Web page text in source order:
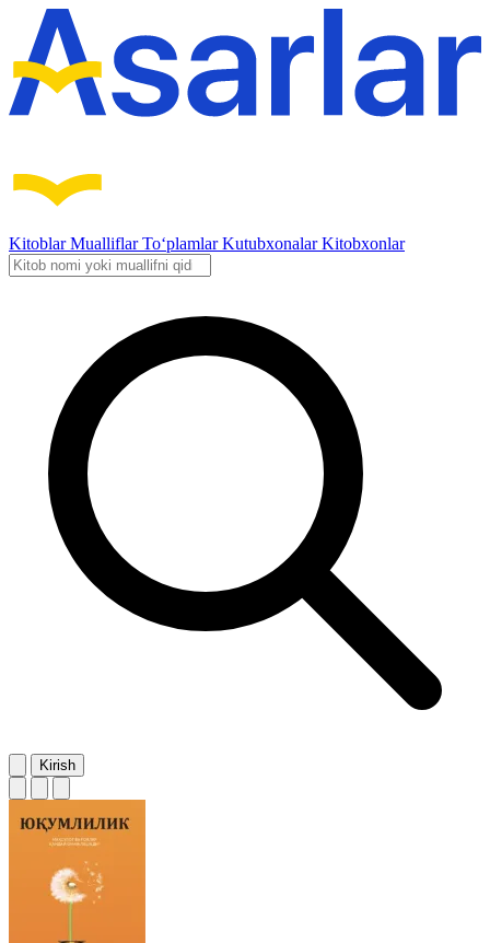
KitoblarMualliflarTo‘plamlarKutubxonalarKitobxonlar
Kirish